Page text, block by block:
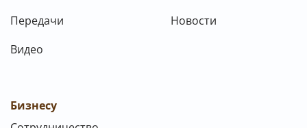
Передачи
Видео
Новости
Бизнесу